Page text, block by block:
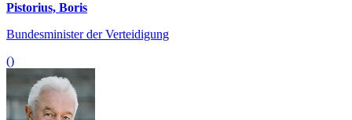
Pistorius, Boris
Bundesminister der Verteidigung
()